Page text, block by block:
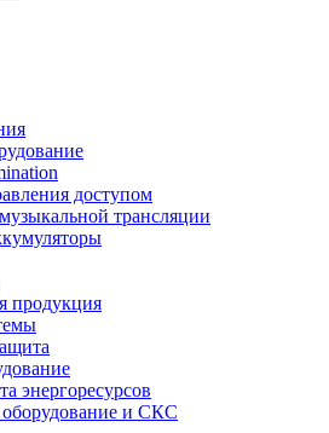
доступом
трансляции
продукция
энергоресурсов
и СКС